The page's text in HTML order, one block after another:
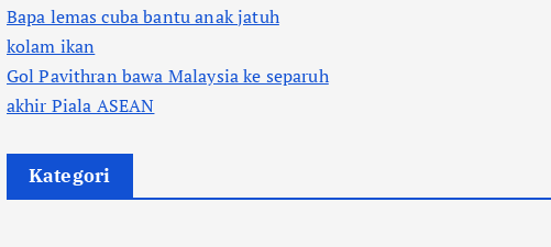
Bapa lemas cuba bantu anak jatuh
kolam ikan
Gol Pavithran bawa Malaysia ke separuh
akhir Piala ASEAN
Kategori